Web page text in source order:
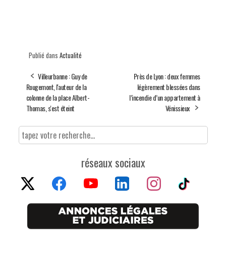
Publié dans Actualité
Villeurbanne : Guy de
Rougemont, l'auteur de la
colonne de la place Albert-
Thomas, s'est éteint
Près de Lyon : deux femmes
légèrement blessées dans
l’incendie d’un appartement à
Vénissieux
réseaux sociaux